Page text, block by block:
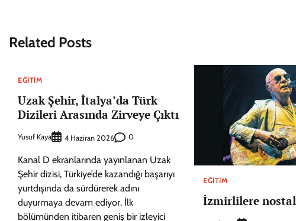
Related Posts
EĞITIM
Uzak Şehir, İtalya’da Türk
Dizileri Arasında Zirveye Çıktı
Yusuf Kaya 4 Haziran 2026 0
Kanal D ekranlarında yayınlanan Uzak
Şehir dizisi, Türkiye’de kazandığı başarıyı
yurtdışında da sürdürerek adını
duyurmaya devam ediyor. İlk
bölümünden itibaren geniş bir izleyici
EĞITIM
İzmirlilere